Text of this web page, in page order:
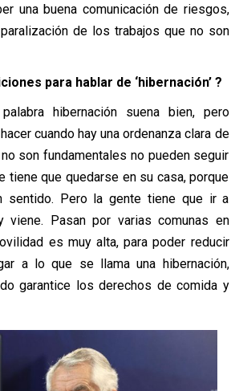
una buena comunicación de riesgos,
de los trabajos que no son
para hablar de ‘hibernación’ ?
hibernación suena bien, pero
cuando hay una ordenanza clara de
son fundamentales no pueden seguir
tiene que quedarse en su casa, porque
sentido. Pero la gente tiene que ir a
viene. Pasan por varias comunas en
es muy alta, para poder reducir
a lo que se llama una hibernación,
garantice los derechos de comida y